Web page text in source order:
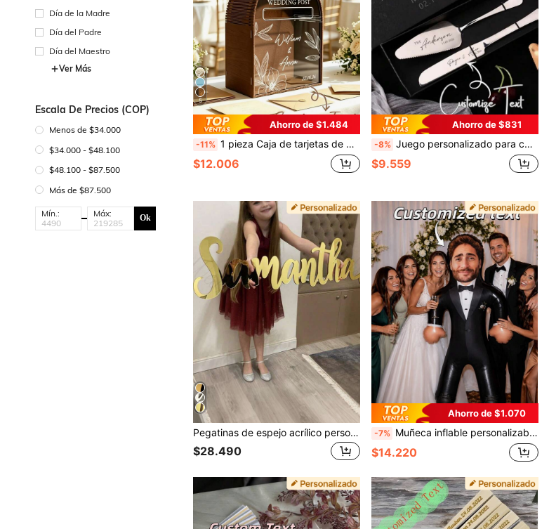
Día de la Madre
Día del Padre
Día del Maestro
Ver Más
Escala De Precios (COP)
Menos de $34.000
$34.000 - $48.100
$48.100 - $87.500
Más de $87.500
Mín.: Máx: Ok
5
Ahorro de $1.484
-11% 1 pieza Caja de tarjetas de boda personalizada, caja de regalo y sobre de madera vintage adecuada para recién casados, regalo de boda único, decoración elegante para fiesta de aniversario y compromiso, experiencia de desembalaje
$12.006
Ahorro de $831
-8% Juego personalizado para cortar pastel de boda, cuchillo y servidor de pastel personalizados grabados en oro/plata, regalo de boda, regalo de aniversario, regalo de cumpleaños, regalo de despedida de soltera, regalo conmemorativo para parejas, regalo para damas de honor, regalo único, regalo de compromiso, regalo reflexivo
$9.559
Pegatinas de espejo acrílico personalizadas, calcomanías de pared con letras personalizadas en dorado/plateado/negro, adecuadas para dormitorio, sala de estar, decoración de fondo de fiesta, arte de pared con nombre único, regalo perfecto para cumpleaños, Día de la Madre, hogar estético, pieza de declaración, regalo para ella
$28.490
Ahorro de $1.070
-7% Muñeca inflable personalizable, regalo de broma personalizado, favor de fiesta individual, accesorio de broma de fiesta personalizado, accesorio divertido de fiesta individual, almohada inflable, regalo de broma de fiesta de novia, muñeca con cara del novio, despedida de soltero
$14.220